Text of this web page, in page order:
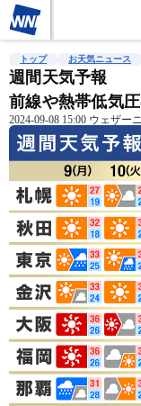
雨雲レーダー 台風情
トップ お天気ニュース
週間天気予報
前線や熱帯低気
2024-09-08 15:00 ウェザー